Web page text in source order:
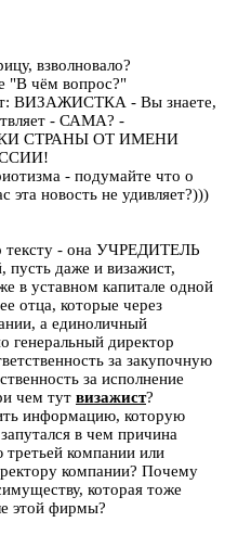
взволновало?
"В чём вопрос?"
ВИЗАЖИСТКА - Вы знаете,
- САМА? -
СТРАНЫ ОТ ИМЕНИ
- подумайте что о
эта новость не удивляет?)))
тексту - она УЧРЕДИТЕЛЬ
пусть даже и визажист,
в уставном капитале одной
отца, которые через
а единоличный
генеральный директор
за закупочную
за исполнение
чем тут визажист?
информацию, которую
в чем причина
компании или
компании? Почему
которая тоже
этой фирмы?